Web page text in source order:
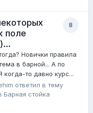
8
поле
Новички правила
в барной... А по
когда-то давно курс...
ответил в тему
Барная стойка